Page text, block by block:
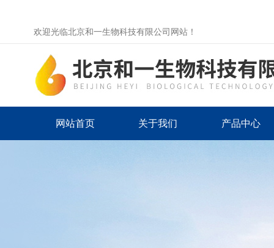
欢迎光临北京和一生物科技有限公司网站！
网站首页 关于我们 产品中心